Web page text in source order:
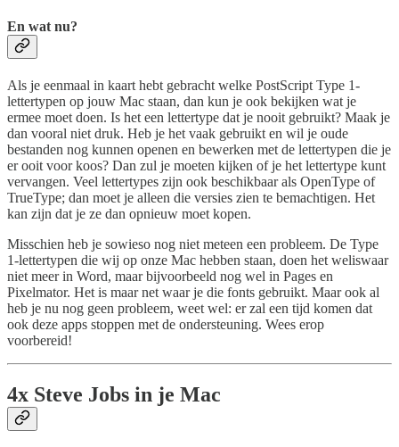
En wat nu?
Als je eenmaal in kaart hebt gebracht welke PostScript Type 1-
lettertypen op jouw Mac staan, dan kun je ook bekijken wat je
ermee moet doen. Is het een lettertype dat je nooit gebruikt? Maak je
dan vooral niet druk. Heb je het vaak gebruikt en wil je oude
bestanden nog kunnen openen en bewerken met de lettertypen die je
er ooit voor koos? Dan zul je moeten kijken of je het lettertype kunt
vervangen. Veel lettertypes zijn ook beschikbaar als OpenType of
TrueType; dan moet je alleen die versies zien te bemachtigen. Het
kan zijn dat je ze dan opnieuw moet kopen.
Misschien heb je sowieso nog niet meteen een probleem. De Type
1-lettertypen die wij op onze Mac hebben staan, doen het weliswaar
niet meer in Word, maar bijvoorbeeld nog wel in Pages en
Pixelmator. Het is maar net waar je die fonts gebruikt. Maar ook al
heb je nu nog geen probleem, weet wel: er zal een tijd komen dat
ook deze apps stoppen met de ondersteuning. Wees erop
voorbereid!
4x Steve Jobs in je Mac